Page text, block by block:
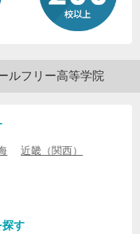
ルフリー高等学院
近畿（関西）
探す